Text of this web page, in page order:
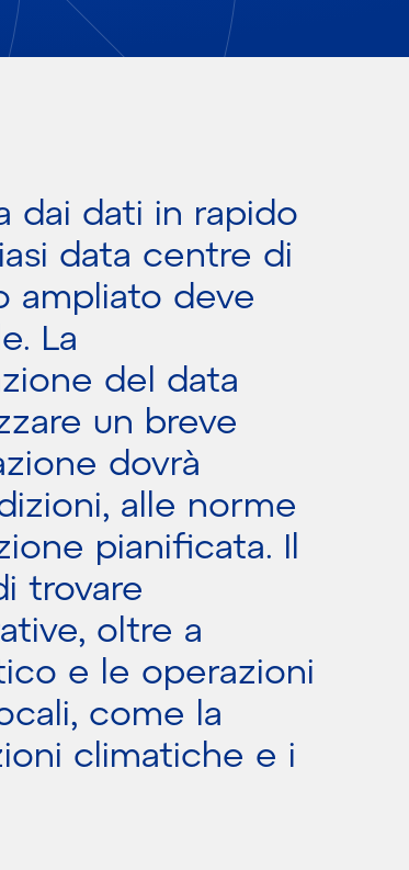
dai dati in rapido
data centre di
ampliato deve
La
del data
un breve
dovrà
alle norme
pianificata. Il
trovare
oltre a
e le operazioni
come la
climatiche e i